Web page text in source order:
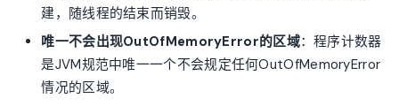
建，随线程的结束而销毁。
唯一不会出现OutOfMemoryError的区域：程序计数器
是JVM规范中唯一一个不会规定任何OutOfMemoryError
情况的区域。